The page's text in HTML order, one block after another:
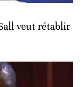
veut rétablir